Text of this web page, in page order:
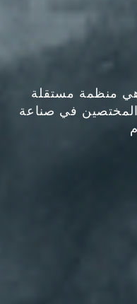
هي منظمة مستقلة
في صناعة